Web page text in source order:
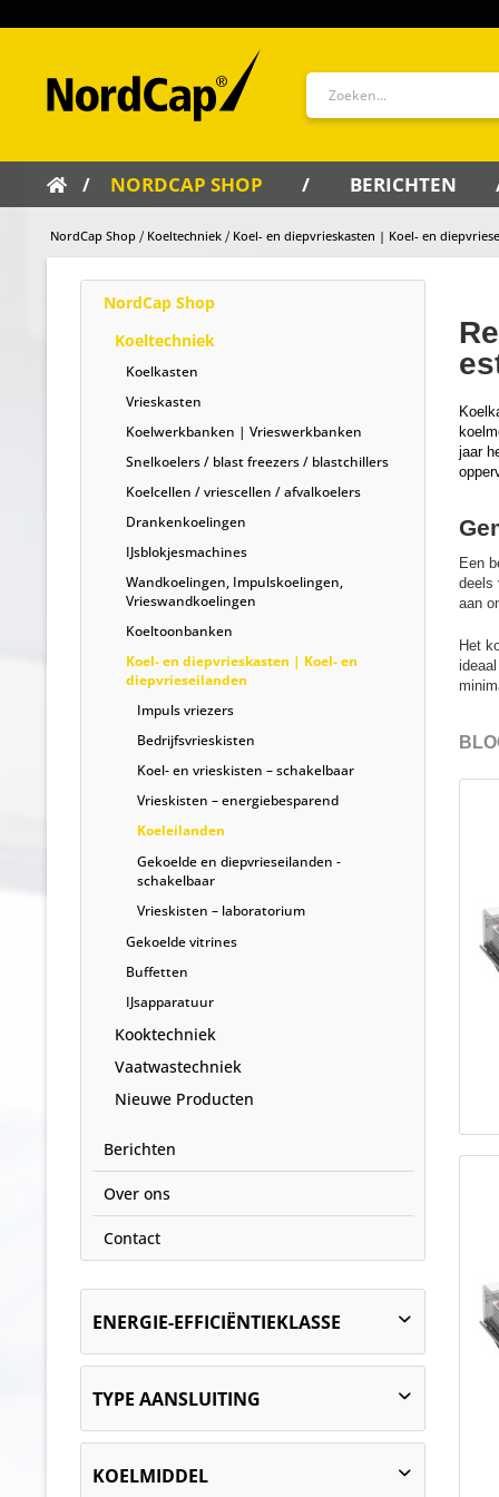
NORDCAP SHOP BERICHTEN
NordCap Shop Koeltechniek Koel- en diepvrieskasten | Koel- en
NordCap Shop
Koeltechniek
Koelkasten
Vrieskasten
Koelwerkbanken | Vrieswerkbanken
Snelkoelers / blast freezers / blastchillers
Koelcellen / vriescellen / afvalkoelers
Drankenkoelingen
IJsblokjesmachines
Wandkoelingen, Impulskoelingen,
Vrieswandkoelingen
Koeltoonbanken
Koel- en diepvrieskasten | Koel- en
diepvrieseilanden
Impuls vriezers
Bedrijfsvrieskisten
Koel- en vrieskisten – schakelbaar
Vrieskisten – energiebesparend
Koeleilanden
Gekoelde en diepvrieseilanden -
schakelbaar
Vrieskisten – laboratorium
Gekoelde vitrines
Buffetten
IJsapparatuur
Kooktechniek
Vaatwastechniek
Nieuwe Producten
Berichten
Over ons
Contact
ENERGIE-EFFICIËNTIEKLASSE
F
G
TYPE AANSLUITING
KOELMIDDEL
jaar
Een
deels
aan
Het